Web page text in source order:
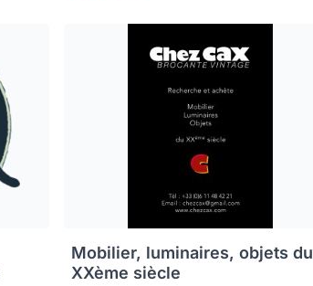
Mobilier, luminaires, objets du
XXème siècle